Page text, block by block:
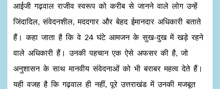
आईजी गढ़वाल राजीव स्वरूप को करीब से जानने वाले लोग उन्हें
जिंदादिल, संवेदनशील, मददगार और बेहद ईमानदार अधिकारी बताते
हैं। कहा जाता है कि वे 24 घंटे आमजन के सुख-दुख में खड़े रहने
वाले अधिकारी हैं। उनकी पहचान एक ऐसे अफसर की है, जो
अनुशासन के साथ मानवीय संवेदनाओं को भी बराबर महत्व देते हैं।
यही वजह है कि गढ़वाल ही नहीं, पूरे उत्तराखंड में उनकी मजबूत